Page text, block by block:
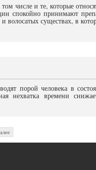
числе и те, которые
спокойно принимают
волосатых существах, в
порой человека в
нехватка времени